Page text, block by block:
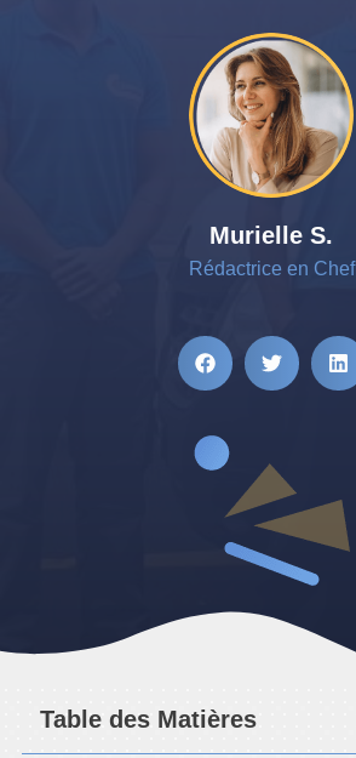
Murielle S.
Rédactrice en Chef
Table des Matières